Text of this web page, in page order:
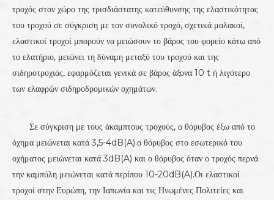
τροχός στον χώρο της τρισδιάστατης κατεύθυνσης της ελαστικότητας
του τροχού σε σύγκριση με τον συνολικό τροχό, σχετικά μαλακοί,
ελαστικοί τροχοί μπορούν να μειώσουν το βάρος του φορείο κάτω από
το ελατήριο, μειώνει τη δύναμη μεταξύ του τροχού και της
σιδηροτροχιάς, εφαρμόζεται γενικά σε βάρος άξονα 10 t ή λιγότερο
των ελαφρών σιδηροδρομικών οχημάτων.
Σε σύγκριση με τους άκαμπτους τροχούς, ο θόρυβος έξω από το
όχημα μειώνεται κατά 3,5-4dB(A).ο θόρυβος στο εσωτερικό του
οχήματος μειώνεται κατά 3dB(A) και ο θόρυβος όταν ο τροχός περνά
την καμπύλη μειώνεται κατά περίπου 10-20dB(A).Οι ελαστικοί
τροχοί στην Ευρώπη, την Ιαπωνία και τις Ηνωμένες Πολιτείες και